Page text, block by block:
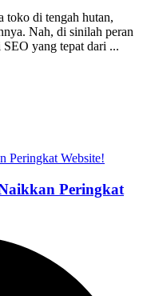
toko di tengah hutan,
Nah, di sinilah peran
yang tepat dari ...
Peringkat